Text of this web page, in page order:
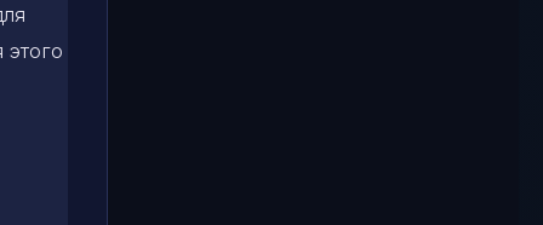
этого